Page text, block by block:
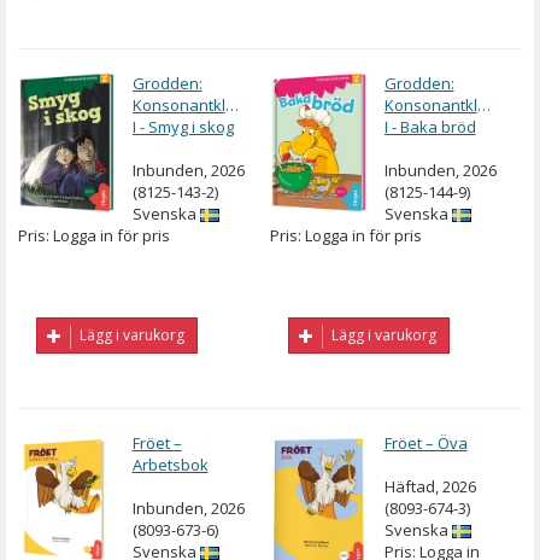
Grodden:
Konsonantkluster
I - Smyg i skog
Inbunden, 2026
(8125-143-2)
Svenska
Pris: Logga in för pris
Lägg i varukorg
Grodden:
Konsonantkluster
I - Baka bröd
Inbunden, 2026
(8125-144-9)
Svenska
Pris: Logga in för pris
Lägg i varukorg
Fröet –
Arbetsbok
Inbunden, 2026
(8093-673-6)
Svenska
Fröet – Öva
Häftad, 2026
(8093-674-3)
Svenska
Pris: Logga in